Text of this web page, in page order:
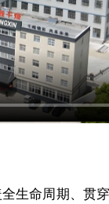
命周期、贯